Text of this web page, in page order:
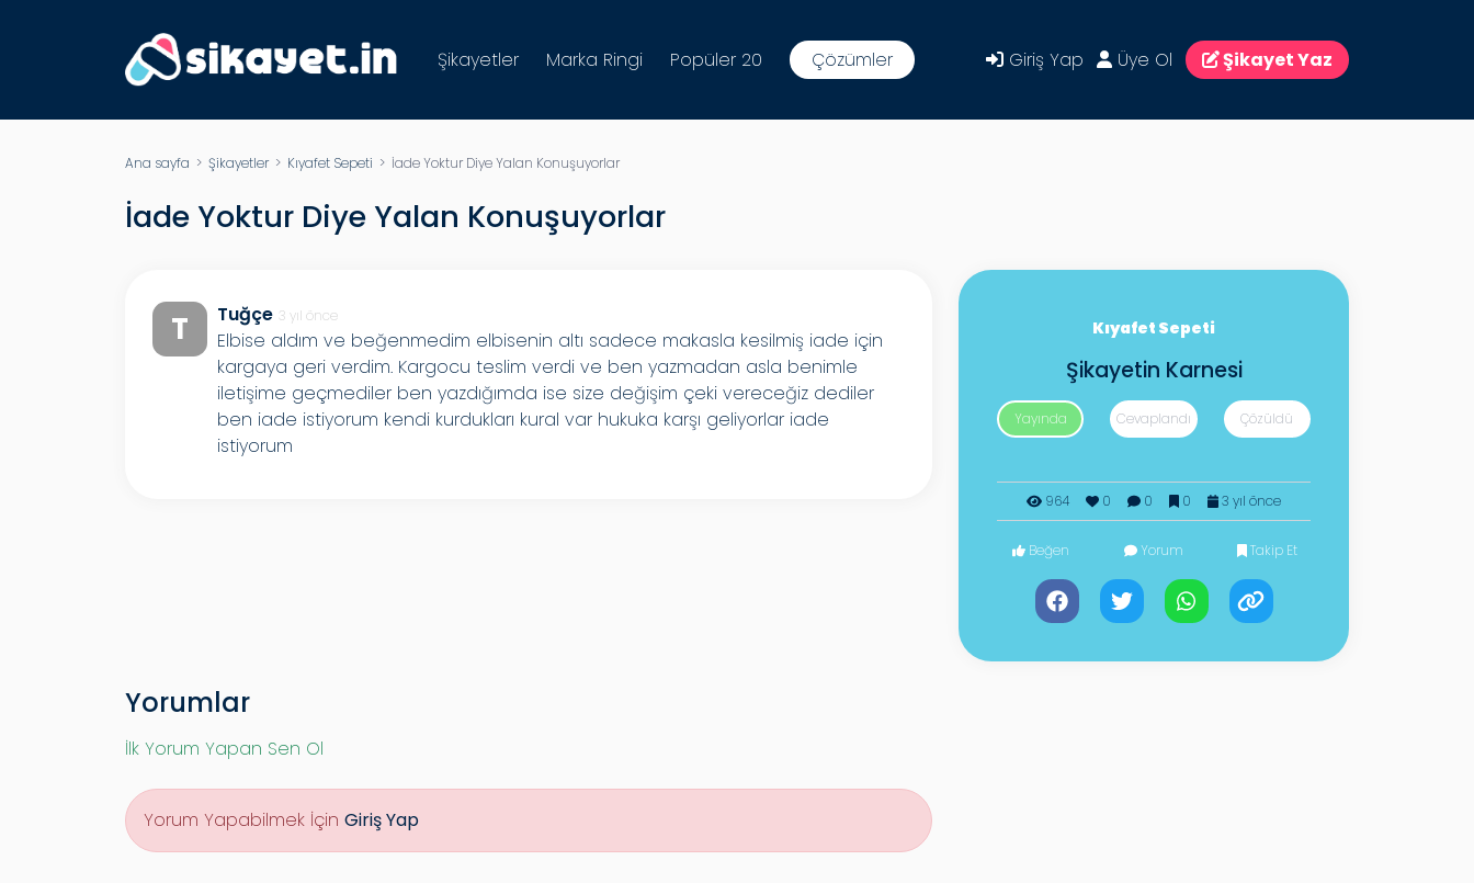
Şikayetler Marka Ringi Popüler 20 Çözümler Giriş Yap Üye Ol Şikayet Yaz
Ana sayfa > Şikayetler> Kıyafet Sepeti > İade Yoktur Diye Yalan Konuşuyorlar
İade Yoktur Diye Yalan Konuşuyorlar
T Tuğçe 3 yıl önce
Elbise aldım ve beğenmedim elbisenin altı sadece makasla kesilmiş iade için
kargaya geri verdim. Kargocu teslim verdi ve ben yazmadan asla benimle
iletişime geçmediler ben yazdığımda ise size değişim çeki vereceğiz dediler
ben iade istiyorum kendi kurdukları kural var hukuka karşı geliyorlar iade
istiyorum
Kıyafet Sepeti
Şikayetin Karnesi
Yayında Cevaplandı Çözüldü
964 0 0 0 3 yıl önce
Beğen Yorum Takip Et
Yorumlar
İlk Yorum Yapan Sen Ol
Yorum Yapabilmek İçin Giriş Yap